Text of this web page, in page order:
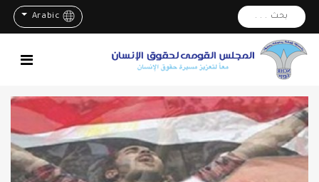
بحث . . . Arabic